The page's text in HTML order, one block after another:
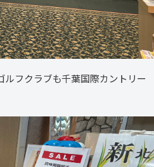
フクラブも千葉国際カントリー